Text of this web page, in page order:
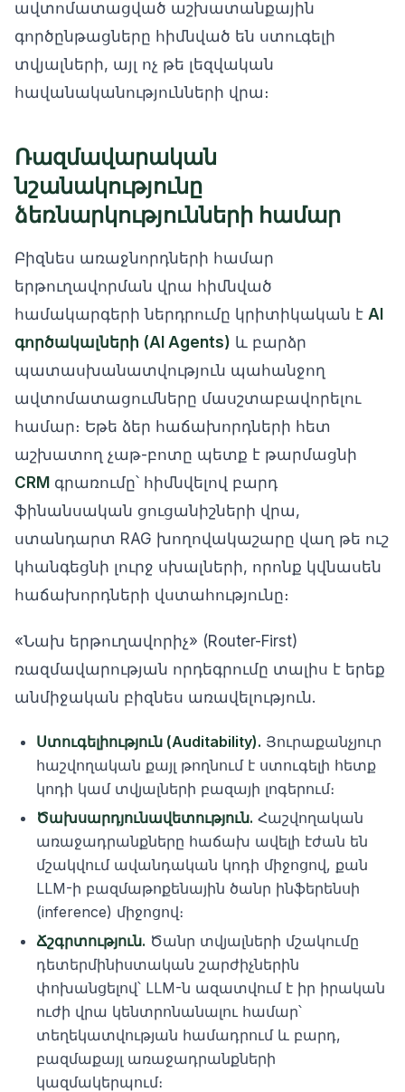
ավտոմատացված աշխատանքային
գործընթացները հիմնված են ստուգելի
տվյալների, այլ ոչ թե լեզվական
հավանականությունների վրա։
Ռազմավարական
նշանակությունը
ձեռնարկությունների համար
Բիզնես առաջնորդների համար
երթուղավորման վրա հիմնված
համակարգերի ներդրումը կրիտիկական է AI
գործակալների (AI Agents) և բարձր
պատասխանատվություն պահանջող
ավտոմատացումները մասշտաբավորելու
համար։ Եթե ձեր հաճախորդների հետ
աշխատող չաթ-բոտը պետք է թարմացնի
CRM գրառումը՝ հիմնվելով բարդ
ֆինանսական ցուցանիշների վրա,
ստանդարտ RAG խողովակաշարը վաղ թե ուշ
կհանգեցնի լուրջ սխալների, որոնք կվնասեն
հաճախորդների վստահությունը։
«Նախ երթուղավորիչ» (Router-First)
ռազմավարության որդեգրումը տալիս է երեք
անմիջական բիզնես առավելություն.
Ստուգելիություն (Auditability). Յուրաքանչյուր
հաշվողական քայլ թողնում է ստուգելի հետք
կոդի կամ տվյալների բազայի լոգերում։
Ծախսարդյունավետություն. Հաշվողական
առաջադրանքները հաճախ ավելի էժան են
մշակվում ավանդական կոդի միջոցով, քան
LLM-ի բազմաթոքենային ծանր ինֆերենսի
(inference) միջոցով։
Ճշգրտություն. Ծանր տվյալների մշակումը
դետերմինիստական շարժիչներին
փոխանցելով՝ LLM-ն ազատվում է իր իրական
ուժի վրա կենտրոնանալու համար՝
տեղեկատվության համադրում և բարդ,
բազմաքայլ առաջադրանքների
կազմակերպում։